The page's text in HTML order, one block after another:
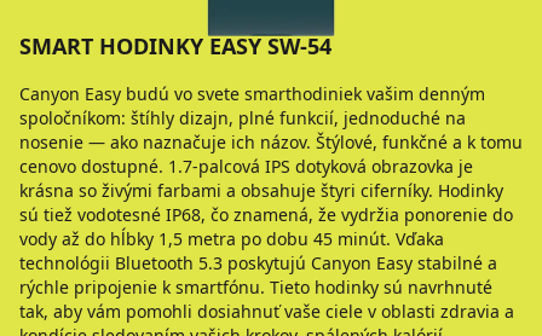
SMART HODINKY EASY SW-54
Canyon Easy budú vo svete smarthodiniek vašim denným
spoločníkom: štíhly dizajn, plné funkcií, jednoduché na
nosenie — ako naznačuje ich názov. Štýlové, funkčné a k tomu
cenovo dostupné. 1.7-palcová IPS dotyková obrazovka je
krásna so živými farbami a obsahuje štyri ciferníky. Hodinky
sú tiež vodotesné IP68, čo znamená, že vydržia ponorenie do
vody až do hĺbky 1,5 metra po dobu 45 minút. Vďaka
technológii Bluetooth 5.3 poskytujú Canyon Easy stabilné a
rýchle pripojenie k smartfónu. Tieto hodinky sú navrhnuté
tak, aby vám pomohli dosiahnuť vaše ciele v oblasti zdravia a